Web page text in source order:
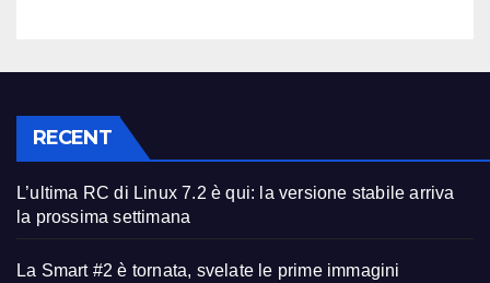
RECENT
L’ultima RC di Linux 7.2 è qui: la versione stabile arriva
la prossima settimana
La Smart #2 è tornata, svelate le prime immagini